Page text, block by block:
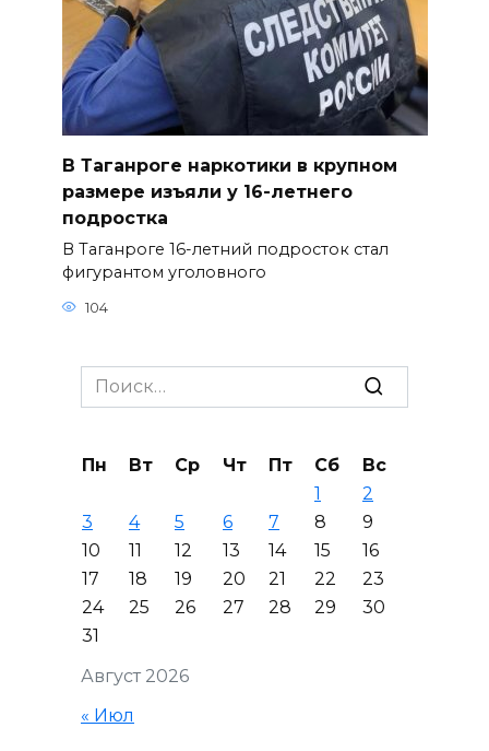
В Таганроге наркотики в крупном
размере изъяли у 16-летнего
подростка
В Таганроге 16-летний подросток стал
фигурантом уголовного
104
Search
for:
Август 2026
Пн Вт Ср Чт Пт Сб
Вс
1
2
3
4 5 6 7 8
9
10
11 12 13 14 15
16
17
18 19 20 21 22
23
24
25 26 27 28 29
30
31
« Июл